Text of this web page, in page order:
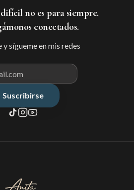
no es para siempre.
conectados.
y sígueme en mis redes
Correo electrónico para
Suscribirse